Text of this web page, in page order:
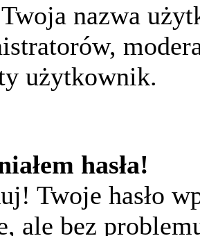
nazwa
użytkownik.
hasła!
Twoje hasło
ale bez